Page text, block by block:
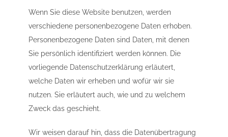
Wenn Sie diese Website benutzen, werden
verschiedene personenbezogene Daten erhoben.
Personenbezogene Daten sind Daten, mit denen
Sie persönlich identifiziert werden können. Die
vorliegende Datenschutzerklärung erläutert,
welche Daten wir erheben und wofür wir sie
nutzen. Sie erläutert auch, wie und zu welchem
Zweck das geschieht.
Wir weisen darauf hin, dass die Datenübertragung